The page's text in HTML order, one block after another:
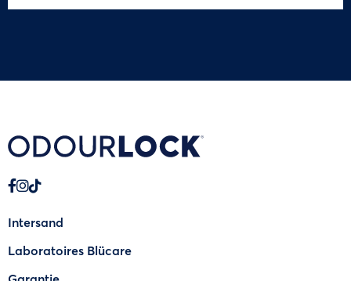
Intersand
Laboratoires Blücare